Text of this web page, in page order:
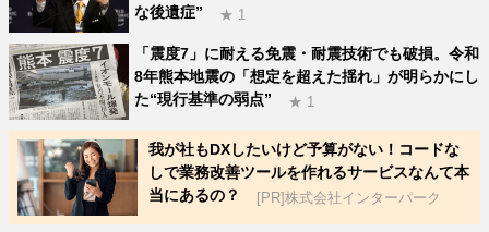
な後遺症”
★ 1
「震度7」に耐える免震・耐震技術でも破損。令和
8年熊本地震の「想定を超えた揺れ」が明らかにし
た“現行基準の弱点”
★ 1
我が社もDXしたいけど予算がない！コードな
しで業務改善ツールを作れるサービスなんて本
当にあるの？
[PR]株式会社インターパーク